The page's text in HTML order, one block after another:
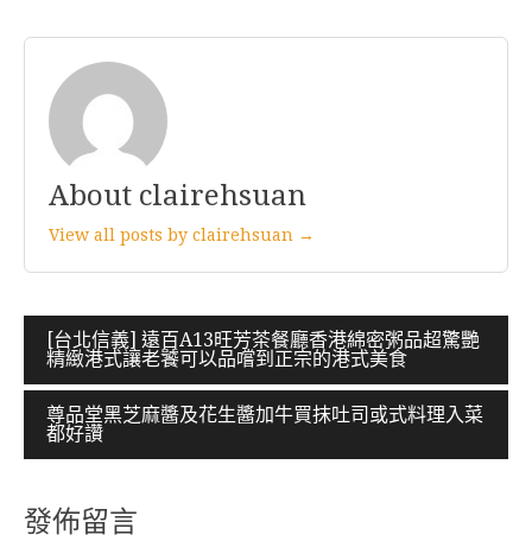
About clairehsuan
View all posts by clairehsuan →
文
章
導
覽
[台北信義] 遠百A13旺芳茶餐廳香港綿密粥品超驚艷
精緻港式讓老饕可以品嚐到正宗的港式美食
尊品堂黑芝麻醬及花生醬加牛買抹吐司或式料理入菜
都好讚
發佈留言